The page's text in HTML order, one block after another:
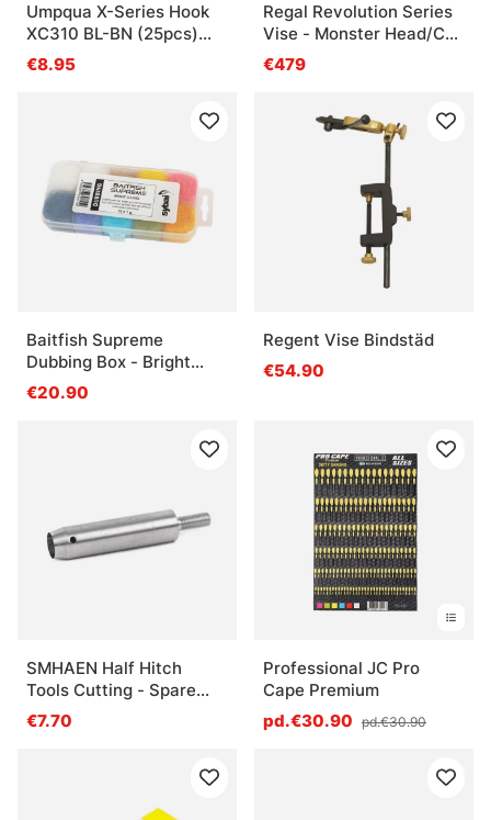
Umpqua X-Series Hook
XC310 BL-BN (25pcs)
Curve
€8.95
Regal Revolution Series
Vise - Monster Head/C-
Clamp
€479
Baitfish Supreme
Dubbing Box - Bright
Colors
€20.90
Regent Vise Bindstäd
€54.90
SMHAEN Half Hitch
Tools Cutting - Spare
Part Knifes
€7.70
Professional JC Pro
Cape Premium
pd.€30.90 pd.€30.90